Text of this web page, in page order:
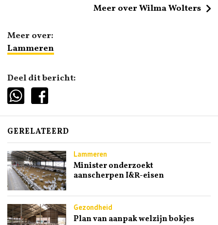
Meer over Wilma Wolters
Meer over:
Lammeren
Deel dit bericht:
GERELATEERD
Lammeren
Minister onderzoekt
aanscherpen I&R-eisen
Gezondheid
Plan van aanpak welzijn bokjes